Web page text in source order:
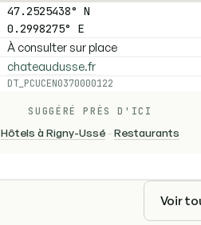
47.2525438° N
0.2998275° E
À consulter sur place
chateaudusse.fr
DT_PCUCEN0370000122
SUGGÉRÉ PRÈS D'ICI
Hôtels à Rigny-Ussé-Restaurants
Voir